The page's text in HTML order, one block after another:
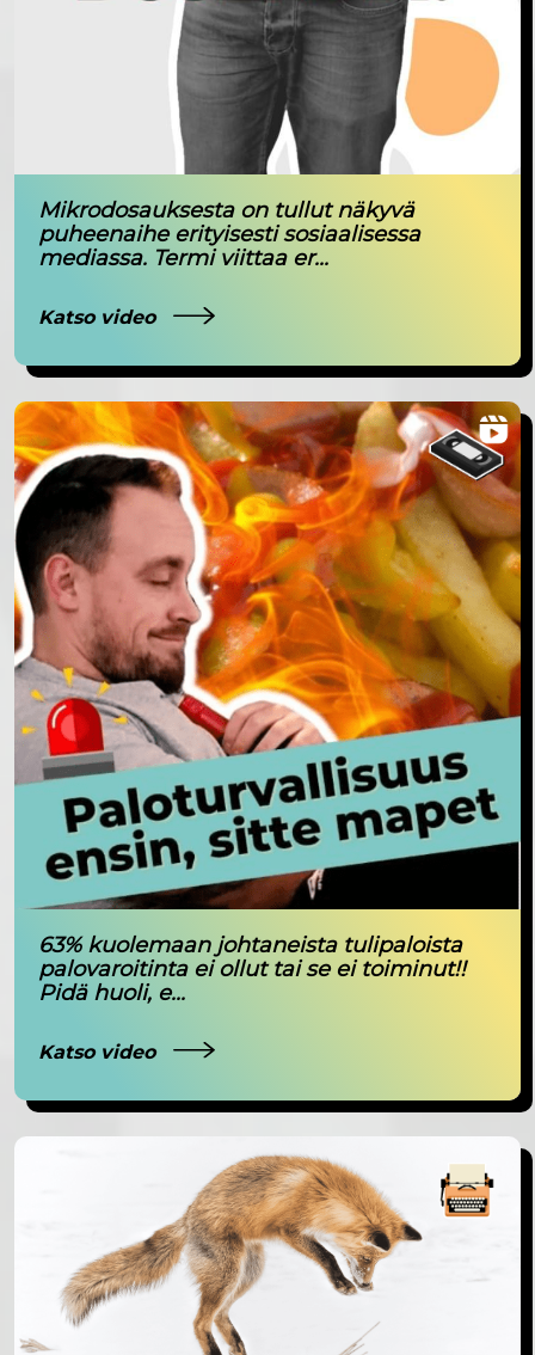
Mikrodosauksesta on tullut näkyvä
puheenaihe erityisesti sosiaalisessa
mediassa. Termi viittaa er...
Katso video
63% kuolemaan johtaneista tulipaloista
palovaroitinta ei ollut tai se ei toiminut!!
Pidä huoli, e...
Katso video